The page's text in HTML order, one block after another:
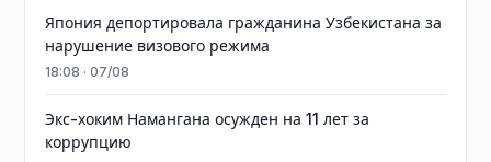
Япония депортировала гражданина Узбекистана за
нарушение визового режима
18:08 · 07/08
​​​​​​​Экс-хоким Намангана осужден на 11 лет за
коррупцию